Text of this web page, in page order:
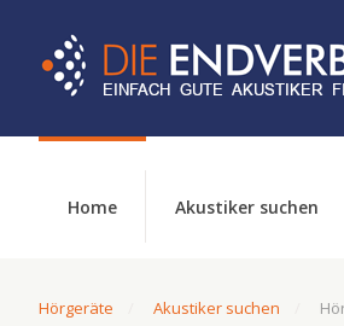
Home Akustiker suchen
Hörgeräte Akustiker suchen